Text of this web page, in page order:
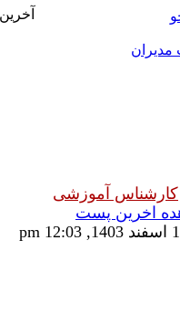
کارشناس آموزشی
اخرین پست